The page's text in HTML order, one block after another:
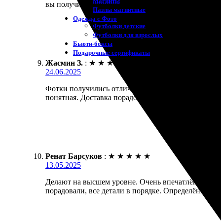
Пазлы магнитные
Одежда с Фото
Футболки детские
Футболки для взрослых
Бьюти-боксы
Подарочные сертификаты
вы получите хороший сервис.
Жасмин З. : ★ ★ ★
24.06.2025
Фотки получились отличные! Заказала печать
понятная. Доставка порадовала, пришло все
Ренат Барсуков : ★ ★ ★ ★ ★
13.05.2025
Делают на высшем уровне. Очень впечатлён
порадовали, все детали в порядке. Определённо